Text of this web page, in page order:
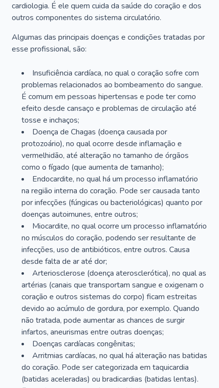
cardiologia. É ele quem cuida da saúde do coração e dos
outros componentes do sistema circulatório.
Algumas das principais doenças e condições tratadas por
esse profissional, são:
Insuficiência cardíaca, no qual o coração sofre com
problemas relacionados ao bombeamento do sangue.
É comum em pessoas hipertensas e pode ter como
efeito desde cansaço e problemas de circulação até
tosse e inchaços;
Doença de Chagas (doença causada por
protozoário), no qual ocorre desde inflamação e
vermelhidão, até alteração no tamanho de órgãos
como o fígado (que aumenta de tamanho);
Endocardite, no qual há um processo inflamatório
na região interna do coração. Pode ser causada tanto
por infecções (fúngicas ou bacteriológicas) quanto por
doenças autoimunes, entre outros;
Miocardite, no qual ocorre um processo inflamatório
no músculos do coração, podendo ser resultante de
infecções, uso de antibióticos, entre outros. Causa
desde falta de ar até dor;
Arteriosclerose (doença aterosclerótica), no qual as
artérias (canais que transportam sangue e oxigenam o
coração e outros sistemas do corpo) ficam estreitas
devido ao acúmulo de gordura, por exemplo. Quando
não tratada, pode aumentar as chances de surgir
infartos, aneurismas entre outras doenças;
Doenças cardíacas congênitas;
Arritmias cardíacas, no qual há alteração nas batidas
do coração. Pode ser categorizada em taquicardia
(batidas aceleradas) ou bradicardias (batidas lentas).